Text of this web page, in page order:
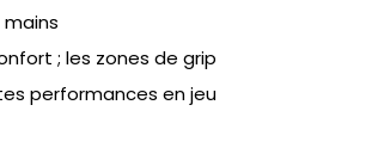
; les zones de grip
performances en jeu